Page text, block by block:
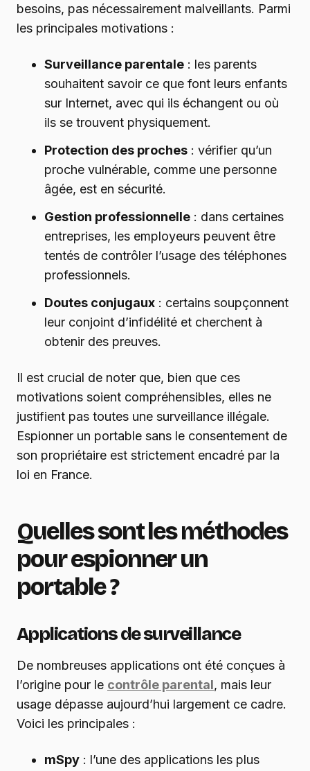
besoins, pas nécessairement malveillants. Parmi
les principales motivations :
Surveillance parentale : les parents
souhaitent savoir ce que font leurs enfants
sur Internet, avec qui ils échangent ou où
ils se trouvent physiquement.
Protection des proches : vérifier qu’un
proche vulnérable, comme une personne
âgée, est en sécurité.
Gestion professionnelle : dans certaines
entreprises, les employeurs peuvent être
tentés de contrôler l’usage des téléphones
professionnels.
Doutes conjugaux : certains soupçonnent
leur conjoint d’infidélité et cherchent à
obtenir des preuves.
Il est crucial de noter que, bien que ces
motivations soient compréhensibles, elles ne
justifient pas toutes une surveillance illégale.
Espionner un portable sans le consentement de
son propriétaire est strictement encadré par la
loi en France.
Quelles sont les méthodes
pour espionner un
portable ?
Applications de surveillance
De nombreuses applications ont été conçues à
l’origine pour le contrôle parental, mais leur
usage dépasse aujourd’hui largement ce cadre.
Voici les principales :
mSpy : l’une des applications les plus